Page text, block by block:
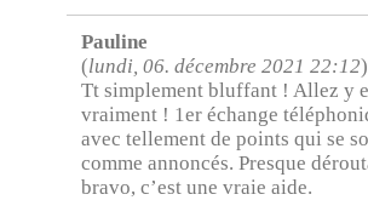
Pauline
(lundi, 06. décembre 2021 22:12)
Tt simplement bluffant ! Allez y
vraiment ! 1er échange
avec tellement de points qui se
comme annoncés. Presque
bravo, c’est une vraie aide.